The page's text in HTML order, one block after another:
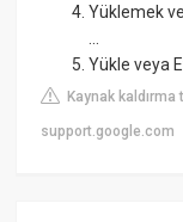
Yüklemek
Yükle veya
Kaynak kaldırma
support.google.com